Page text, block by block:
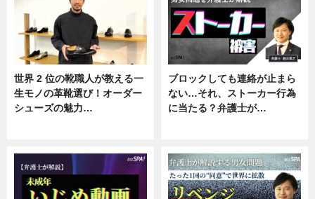
世界 2 位の靴職人が教える一
生モノの革靴選び！オーダー
シューズの魅力…
ブロックしても連絡が止まら
ない…それ、ストーカー行為
に当たる？弁護士が…